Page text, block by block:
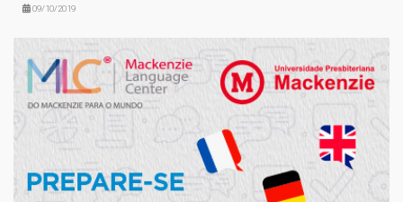
09/10/2019